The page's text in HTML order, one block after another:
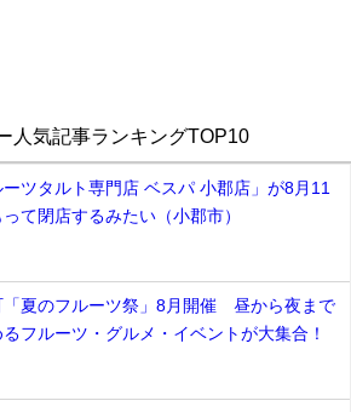
人気記事ランキングTOP10
ーツタルト専門店 ベスパ 小郡店」が8月11
って閉店するみたい（小郡市）
「夏のフルーツ祭」8月開催 昼から夜まで
フルーツ・グルメ・イベントが大集合！